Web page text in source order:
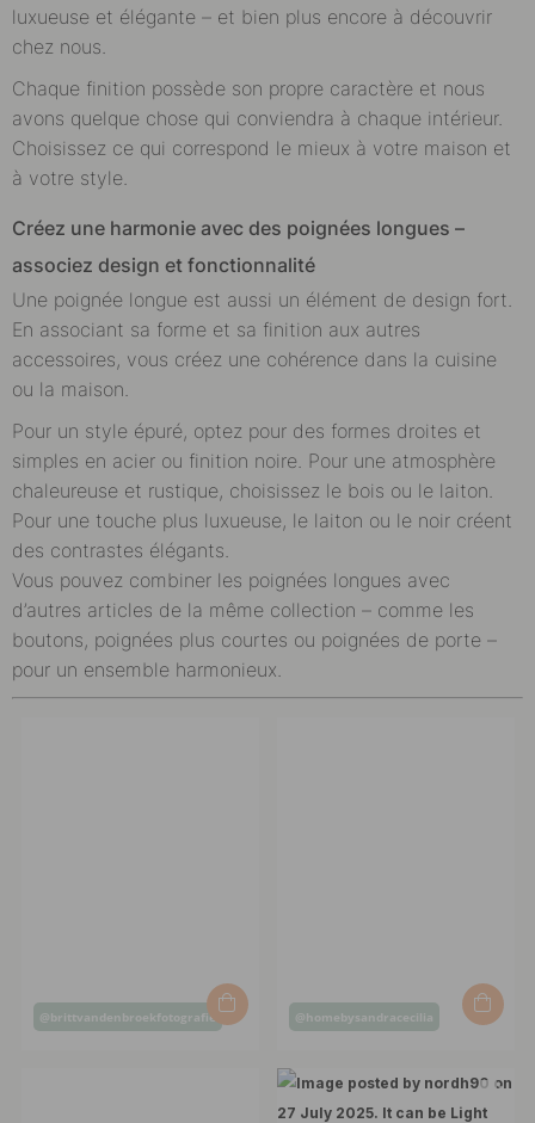
luxueuse et élégante – et bien plus encore à découvrir
chez nous.
Chaque finition possède son propre caractère et nous
avons quelque chose qui conviendra à chaque intérieur.
Choisissez ce qui correspond le mieux à votre maison et
à votre style.
Créez une harmonie avec des poignées longues –
associez design et fonctionnalité
Une poignée longue est aussi un élément de design fort.
En associant sa forme et sa finition aux autres
accessoires, vous créez une cohérence dans la cuisine
ou la maison.
Pour un style épuré, optez pour des formes droites et
simples en acier ou finition noire. Pour une atmosphère
chaleureuse et rustique, choisissez le bois ou le laiton.
Pour une touche plus luxueuse, le laiton ou le noir créent
des contrastes élégants.
Vous pouvez combiner les poignées longues avec
d’autres articles de la même collection – comme les
boutons, poignées plus courtes ou poignées de porte –
pour un ensemble harmonieux.
Post
@brittvandenbroekfotografie
Post
by
@homebysandracecilia